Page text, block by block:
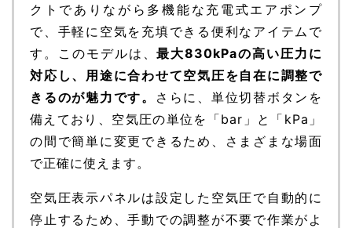
クトでありながら多機能な充電式エアポンプ
で、手軽に空気を充填できる便利なアイテムで
す。このモデルは、最大830kPaの高い圧力に
対応し、用途に合わせて空気圧を自在に調整で
きるのが魅力です。
さらに、単位切替ボタンを
備えており、空気圧の単位を「bar」と「kPa」
の間で簡単に変更できるため、さまざまな場面
で正確に使えます。
空気圧表示パネルは設定した空気圧で自動的に
停止するため、手動での調整が不要で作業がよ